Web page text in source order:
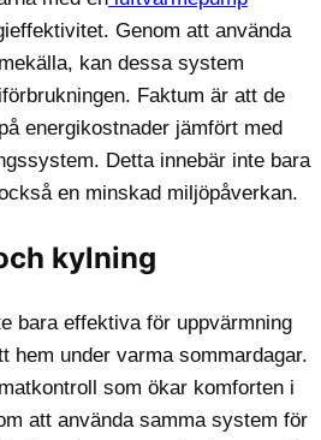
Genom att använda
kan dessa system
Faktum är att de
energikostnader jämfört med
Detta innebär inte bara
en minskad miljöpåverkan.
kylning
bara effektiva för uppvärmning
under varma sommardagar.
som ökar komforten i
att använda samma system för